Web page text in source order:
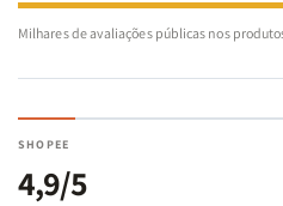
Milhares de avaliações públicas nos
SHOPEE
4,9/5